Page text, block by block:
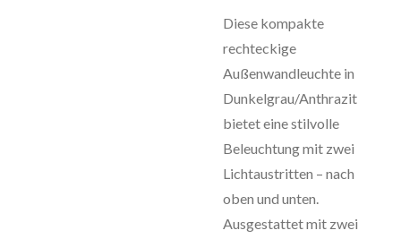
Diese kompakte
rechteckige
Außenwandleuchte in
Dunkelgrau/Anthrazit
bietet eine stilvolle
Beleuchtung mit zwei
Lichtaustritten – nach
oben und unten.
Ausgestattet mit zwei